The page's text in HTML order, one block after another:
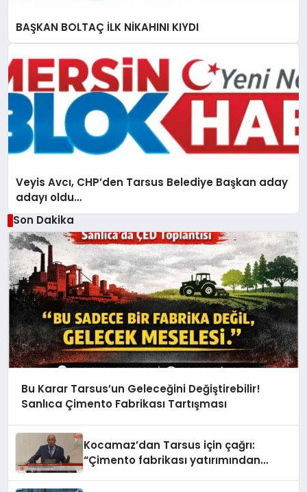
BAŞKAN BOLTAÇ İLK NİKAHINI KIYDI
Veyis Avcı, CHP’den Tarsus Belediye Başkan aday
adayı oldu…
Son Dakika
Bu Karar Tarsus’un Geleceğini Değiştirebilir!
Sanlıca Çimento Fabrikası Tartışması
Kocamaz’dan Tarsus için çağrı:
“Çimento fabrikası yatırımından